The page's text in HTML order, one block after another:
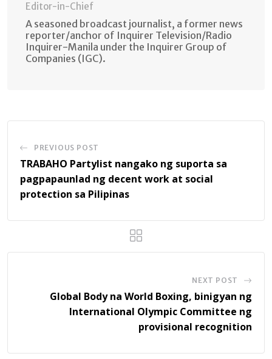
Editor-in-Chief
A seasoned broadcast journalist, a former news
reporter/anchor of Inquirer Television/Radio
Inquirer-Manila under the Inquirer Group of
Companies (IGC).
PREVIOUS POST
TRABAHO Partylist nangako ng suporta sa
pagpapaunlad ng decent work at social
protection sa Pilipinas
NEXT POST
Global Body na World Boxing, binigyan ng
International Olympic Committee ng
provisional recognition